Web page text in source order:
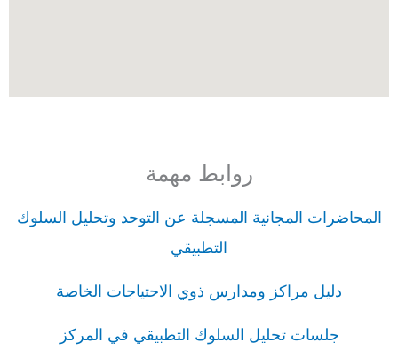
روابط مهمة
المحاضرات المجانية المسجلة عن التوحد وتحليل السلوك
التطبيقي
دليل مراكز ومدارس ذوي الاحتياجات الخاصة
جلسات تحليل السلوك التطبيقي في المركز